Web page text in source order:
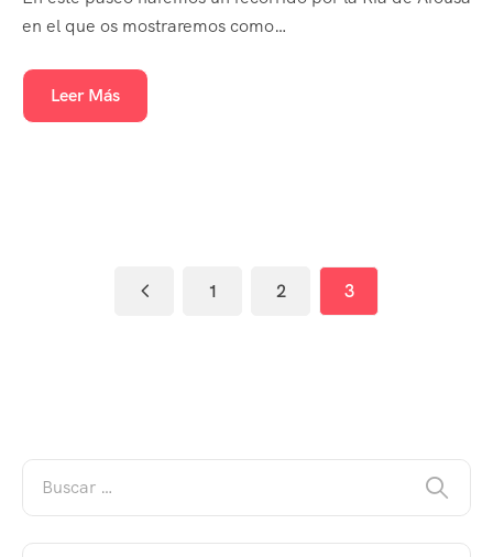
en el que os mostraremos como…
Leer Más
1 2 3